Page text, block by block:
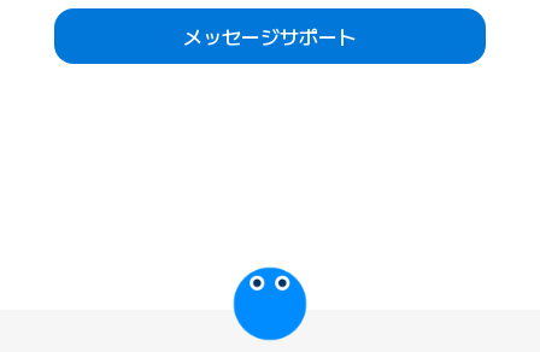
メッセージサポート
びっぷるのページ